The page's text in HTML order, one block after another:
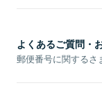
よくあるご質問・
郵便番号に関するさ